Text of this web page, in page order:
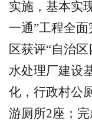
实施，基本实
一通”工程全面
区获评“自治
水处理厂建设
化，行政村公
游厕所2座；